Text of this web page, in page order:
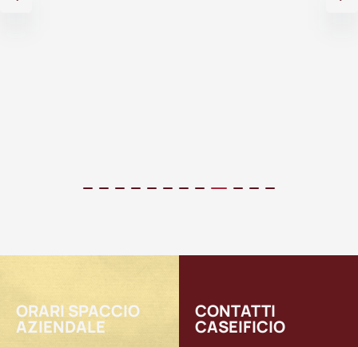
ORARI SPACCIO
AZIENDALE
CONTATTI
CASEIFICIO